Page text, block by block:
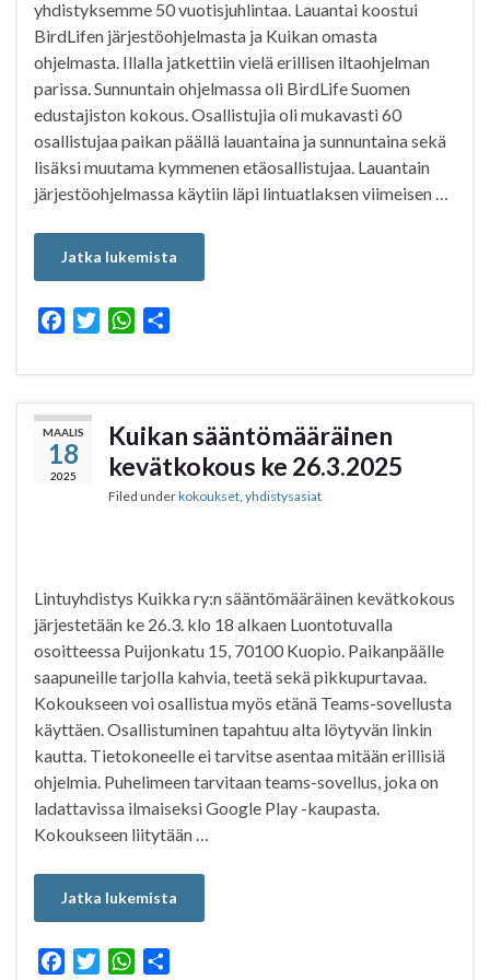
yhdistyksemme 50 vuotisjuhlintaa. Lauantai koostui
BirdLifen järjestöohjelmasta ja Kuikan omasta
ohjelmasta. Illalla jatkettiin vielä erillisen iltaohjelman
parissa. Sunnuntain ohjelmassa oli BirdLife Suomen
edustajiston kokous. Osallistujia oli mukavasti 60
osallistujaa paikan päällä lauantaina ja sunnuntaina sekä
lisäksi muutama kymmenen etäosallistujaa. Lauantain
järjestöohjelmassa käytiin läpi lintuatlaksen viimeisen …
Jatka lukemista
c
e
b
o
o
i
t
W
a
t
s
A
p
p
a
r
MAALIS
18
2025
Kuikan sääntömääräinen
kevätkokous ke 26.3.2025
Filed underkokoukset yhdistysasiat
Lintuyhdistys Kuikka ry:n sääntömääräinen kevätkokous
järjestetään ke 26.3. klo 18 alkaen Luontotuvalla
osoitteessa Puijonkatu 15, 70100 Kuopio. Paikanpäälle
saapuneille tarjolla kahvia, teetä sekä pikkupurtavaa.
Kokoukseen voi osallistua myös etänä Teams-sovellusta
käyttäen. Osallistuminen tapahtuu alta löytyvän linkin
kautta. Tietokoneelle ei tarvitse asentaa mitään erillisiä
ohjelmia. Puhelimeen tarvitaan teams-sovellus, joka on
ladattavissa ilmaiseksi Google Play -kaupasta.
Kokoukseen liitytään …
Jatka lukemista
W